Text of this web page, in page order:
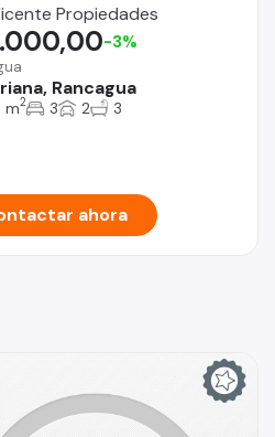
Propiedades
Rancagua
-3%
m2 3 2 3
ahora